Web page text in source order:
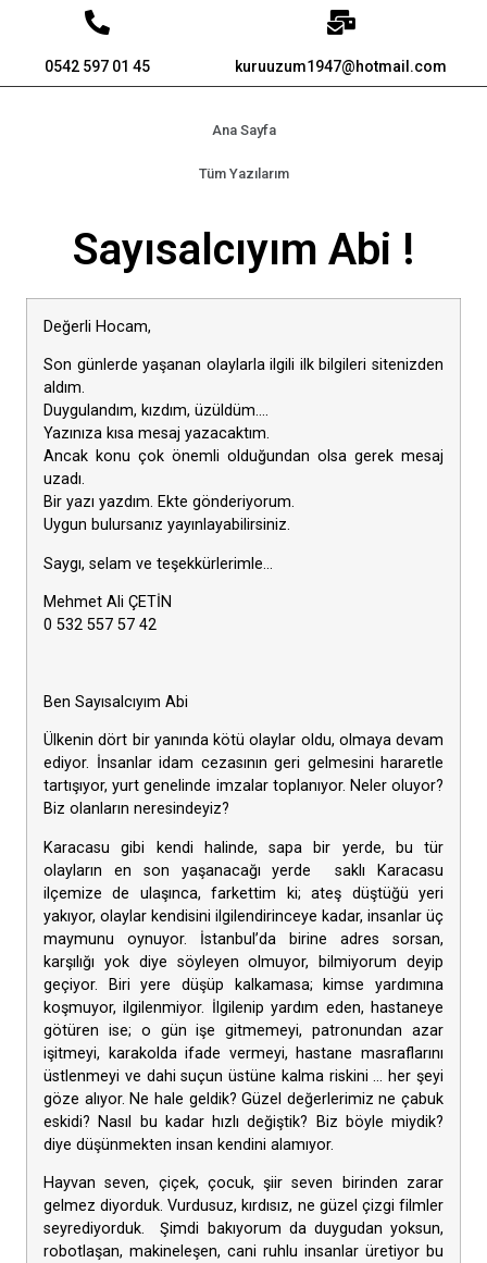
0542 597 01 45 kuruuzum1947@hotmail.com
Ana Sayfa
Tüm Yazılarım
Sayısalcıyım Abi !
Değerli Hocam,
Son günlerde yaşanan olaylarla ilgili ilk bilgileri sitenizden
aldım.
Duygulandım, kızdım, üzüldüm….
Yazınıza kısa mesaj yazacaktım.
Ancak konu çok önemli olduğundan olsa gerek mesaj
uzadı.
Bir yazı yazdım. Ekte gönderiyorum.
Uygun bulursanız yayınlayabilirsiniz.
Saygı, selam ve teşekkürlerimle…
Mehmet Ali ÇETİN
0 532 557 57 42
Ben Sayısalcıyım Abi
Ülkenin dört bir yanında kötü olaylar oldu, olmaya devam
ediyor. İnsanlar idam cezasının geri gelmesini hararetle
tartışıyor, yurt genelinde imzalar toplanıyor. Neler oluyor?
Biz olanların neresindeyiz?
Karacasu gibi kendi halinde, sapa bir yerde, bu tür
olayların en son yaşanacağı yerde saklı Karacasu
ilçemize de ulaşınca, farkettim ki; ateş düştüğü yeri
yakıyor, olaylar kendisini ilgilendirinceye kadar, insanlar üç
maymunu oynuyor. İstanbul’da birine adres sorsan,
karşılığı yok diye söyleyen olmuyor, bilmiyorum deyip
geçiyor. Biri yere düşüp kalkamasa; kimse yardımına
koşmuyor, ilgilenmiyor. İlgilenip yardım eden, hastaneye
götüren ise; o gün işe gitmemeyi, patronundan azar
işitmeyi, karakolda ifade vermeyi, hastane masraflarını
üstlenmeyi ve dahi suçun üstüne kalma riskini … her şeyi
göze alıyor. Ne hale geldik? Güzel değerlerimiz ne çabuk
eskidi? Nasıl bu kadar hızlı değiştik? Biz böyle miydik?
diye düşünmekten insan kendini alamıyor.
Hayvan seven, çiçek, çocuk, şiir seven birinden zarar
gelmez diyorduk. Vurdusuz, kırdısız, ne güzel çizgi filmler
seyrediyorduk. Şimdi bakıyorum da duygudan yoksun,
robotlaşan, makineleşen, cani ruhlu insanlar üretiyor bu